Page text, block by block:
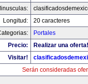
Longitud:
20 caracteres
Portales
Precio:
Realizar una oferta!
Visitar!
Serán consideradas